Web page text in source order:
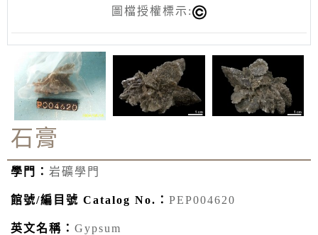
圖檔授權標示:
石膏
學門： 岩礦學門
館號/編目號 Catalog No.： PEP004620
英文名稱： Gypsum